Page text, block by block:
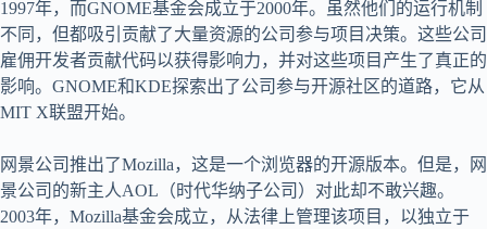
1997年，而GNOME基金会成立于2000年。虽然他们的运行机制
不同，但都吸引贡献了大量资源的公司参与项目决策。这些公司
雇佣开发者贡献代码以获得影响力，并对这些项目产生了真正的
影响。GNOME和KDE探索出了公司参与开源社区的道路，它从
MIT X联盟开始。
网景公司推出了Mozilla，这是一个浏览器的开源版本。但是，网
景公司的新主人AOL（时代华纳子公司）对此却不敢兴趣。
2003年，Mozilla基金会成立，从法律上管理该项目，以独立于